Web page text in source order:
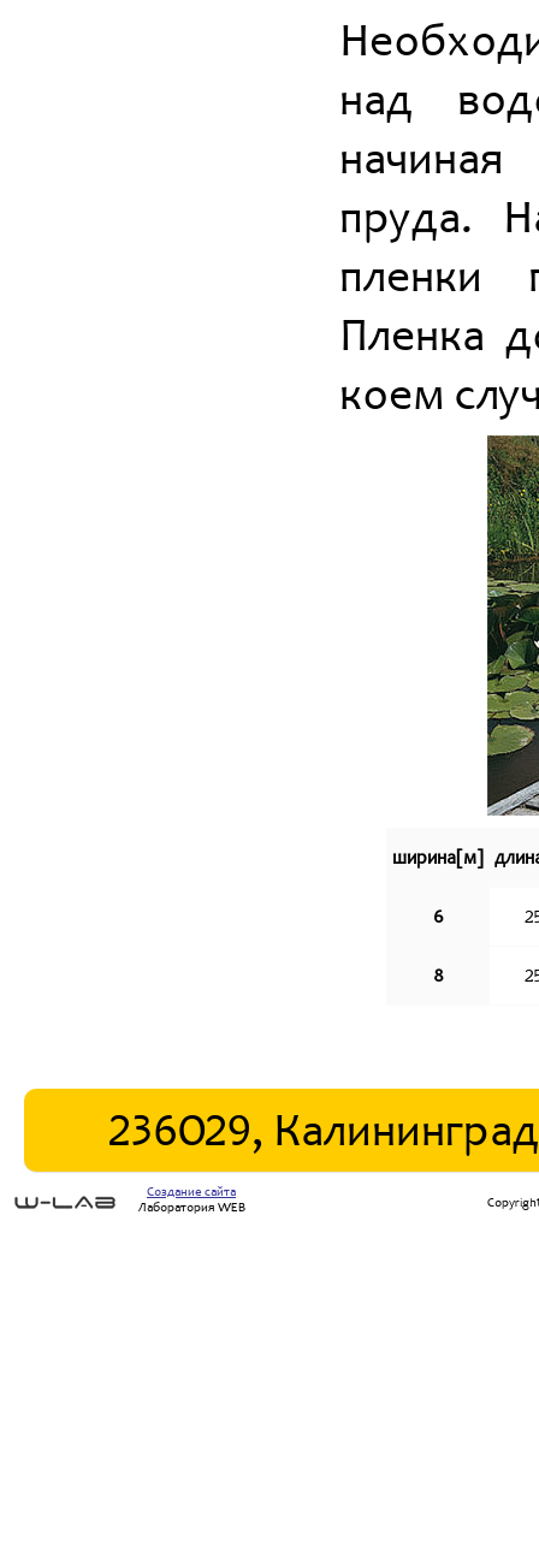
над
пруда.
пленки
Пленка
коем
ширина[м]
6
8
236029,
Создание сайта
Лаборатория WEB